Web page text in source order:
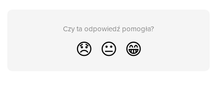
Czy ta odpowiedź pomogła?
😞 😐 😁